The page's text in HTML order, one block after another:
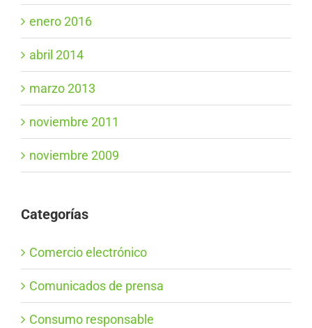
enero 2016
abril 2014
marzo 2013
noviembre 2011
noviembre 2009
Categorías
Comercio electrónico
Comunicados de prensa
Consumo responsable